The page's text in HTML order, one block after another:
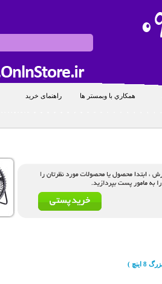
همکاري با وبمستر ها راهنمای خرید